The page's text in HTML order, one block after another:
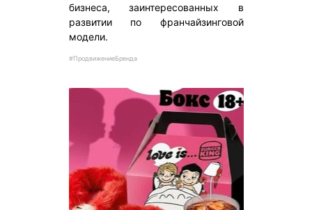
бизнеса, заинтересованных в
развитии по франчайзинговой
модели.
#ПродвижениеБренда